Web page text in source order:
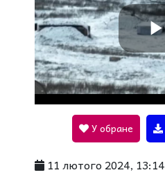
P
l
a
У обране
11 лютого 2024, 13:14